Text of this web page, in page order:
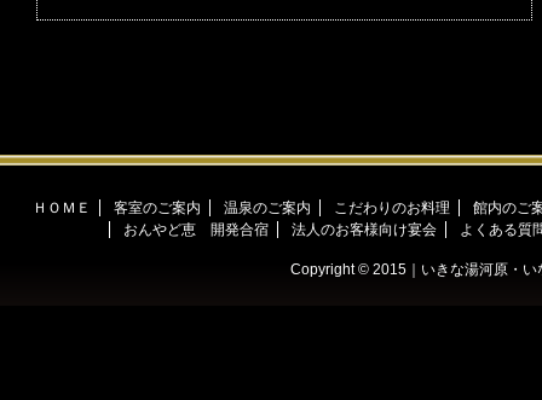
ＨＯＭＥ 客室のご案内 温泉のご案内 こだわりのお料理
館内のご
おんやど恵 開発合宿
法人のお客様向け宴会 よくある質
Copyright © 2015｜いきな湯河原・